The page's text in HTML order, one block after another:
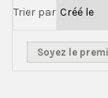
Trier par
Soyez le